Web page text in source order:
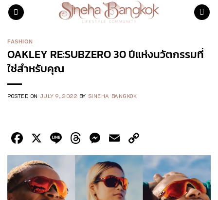
Skip
FASHION
OAKLEY RE:SUBZERO 30 ปีแห่งนวัตกรรมที่
ใช่สำหรับคุณ
POSTED ON JULY 9, 2022 BY SINEHA BANGKOK
Facebook
X LineThreads
Messenger
Email
Link